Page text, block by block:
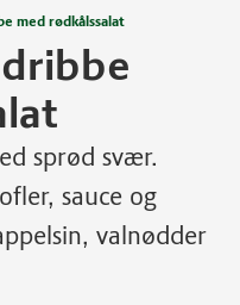
med rødkålssalat
sprød svær.
sauce og
valnødder